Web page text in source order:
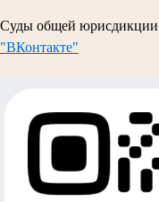
Суды общей юрисдикции
"ВКонтакте"